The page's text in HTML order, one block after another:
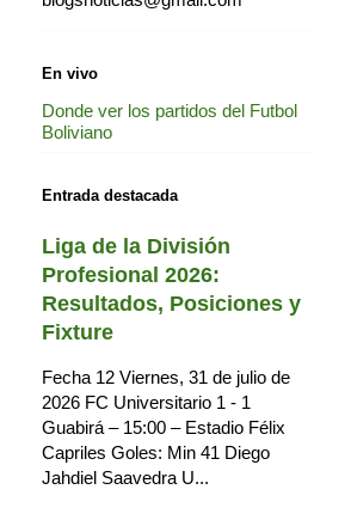
En vivo
Donde ver los partidos del Futbol
Boliviano
Entrada destacada
Liga de la División
Profesional 2026:
Resultados, Posiciones y
Fixture
Fecha 12 Viernes, 31 de julio de
2026 FC Universitario 1 - 1
Guabirá – 15:00 – Estadio Félix
Capriles Goles: Min 41 Diego
Jahdiel Saavedra U...